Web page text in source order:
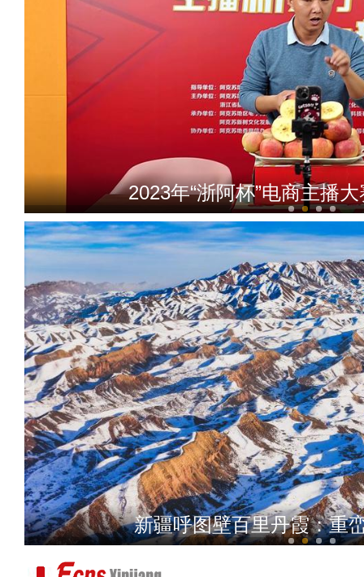
2023年“浙阿杯”电商主播
新疆柯坪县发展设施农
新疆呼图壁百里丹霞：重